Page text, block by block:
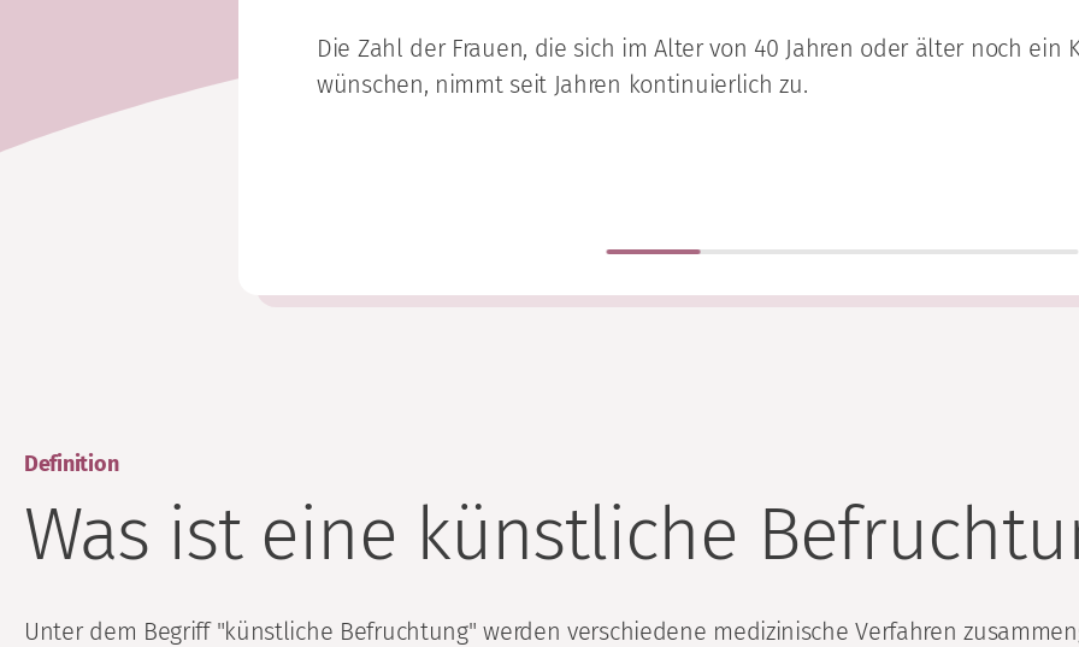
Die Zahl der Frauen, die sich im Alter von 40 Jahren oder älter noch ein
wünschen, nimmt seit Jahren kontinuierlich zu.
Definition
Was ist eine künstliche
Unter dem Begriff "künstliche Befruchtung" werden verschiedene medizinische Verfahren